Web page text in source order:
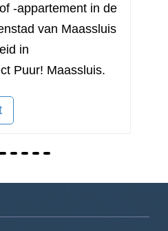
-appartement in de
van Maassluis
in
Puur! Maassluis.